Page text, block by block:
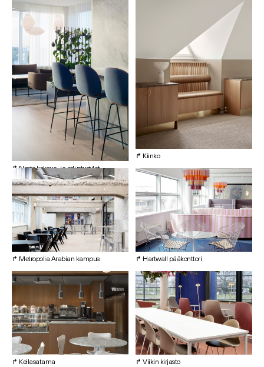
↱ Neste kokous- ja edustustilat
↱ Kiinko
↱ Metropolia Arabian kampus ↱ Hartwall pääkonttori
↱ Keilasatama ↱ Viikin kirjasto